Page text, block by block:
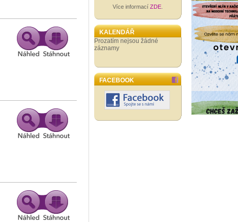
Více informací ZDE
KALENDÁŘ
Prozatím nejsou žádné
záznamy
FACEBOOK